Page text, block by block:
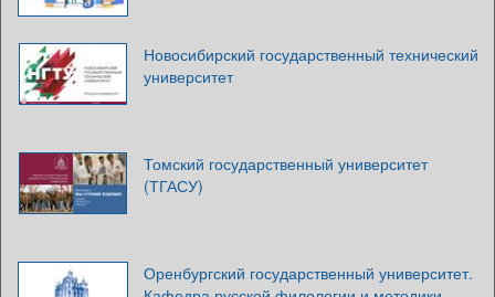
Новосибирский государственный технический
университет
Томский государственный университет
(ТГАСУ)
Оренбургский государственный университет.